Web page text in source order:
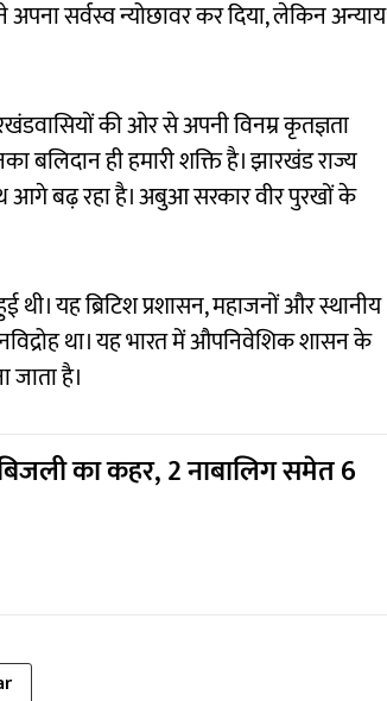
सर्वस्व न्योछावर कर दिया, लेकिन अन्याय
की ओर से अपनी विनम्र कृतज्ञता
बलिदान ही हमारी शक्ति है। झारखंड राज्य
आगे बढ़ रहा है। अबुआ सरकार वीर पुरखों के
यह ब्रिटिश प्रशासन, महाजनों और स्थानीय
था। यह भारत में औपनिवेशिक शासन के
है।
का कहर, 2 नाबालिग समेत 6